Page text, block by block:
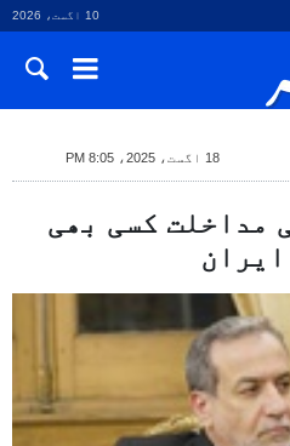
10 اگست، 2026
18 اگست، 2025، 8:05 PM
مداخلت کسی بھی